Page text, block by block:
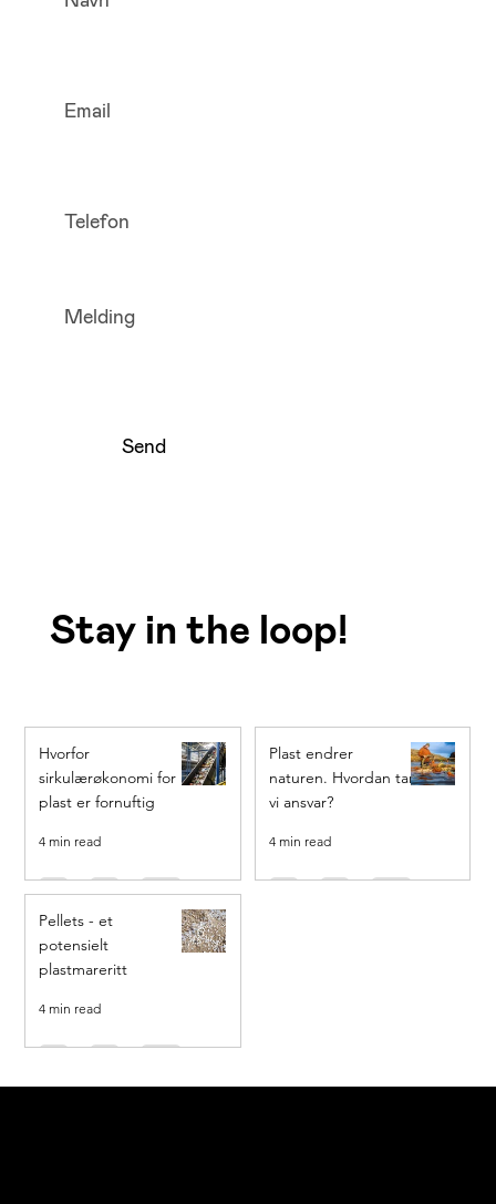
Send
Hvorfor
sirkulærøkonomi for
plast er fornuftig
4 min read
Plast endrer
naturen. Hvordan tar
vi ansvar?
4 min read
Pellets - et
potensielt
plastmareritt
4 min read
Stay in the loop!